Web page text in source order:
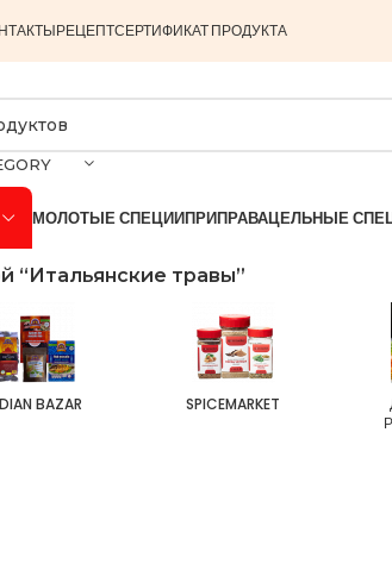
РЕЦЕПТСЕРТИФИКАТ ПРОДУКТА
МОЛОТЫЕ СПЕЦИИПРИПРАВАЦЕЛЬНЫЕ
“Итальянские травы”
BAZAR SPICEMARKET